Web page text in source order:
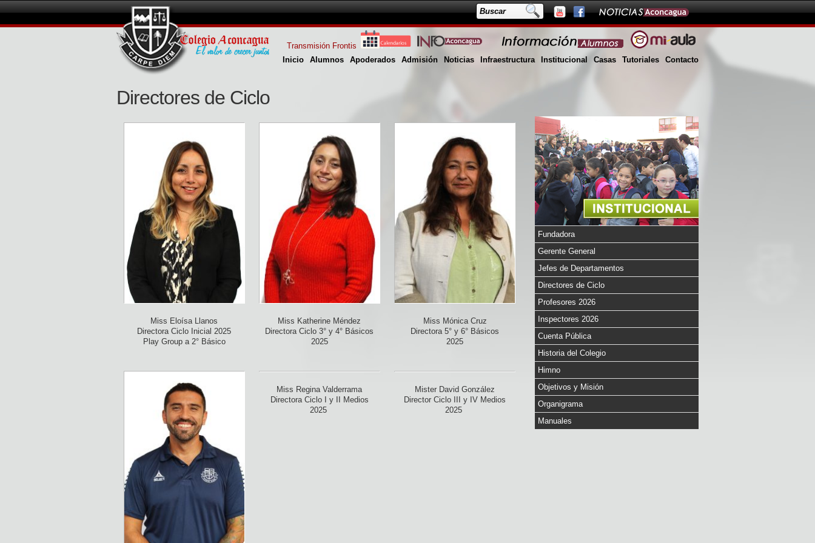
Inicio Alumnos Apoderados Admisión Noticias Infraestructura Institucional Casas Tutoriales Contacto
Transmisión Frontis
Directores de Ciclo
Miss Eloísa Llanos
Directora Ciclo Inicial 2025
Play Group a 2° Básico
Miss Katherine Méndez
Directora Ciclo 3° y 4° Básicos
2025
Miss Mónica Cruz
Directora 5° y 6° Básicos
2025
Miss Regina Valderrama
Directora Ciclo I y II Medios
2025
Mister David González
Director Ciclo III y IV Medios
2025
Fundadora
Gerente General
Jefes de Departamentos
Directores de Ciclo
Profesores 2026
Inspectores 2026
Cuenta Pública
Historia del Colegio
Himno
Objetivos y Misión
Organigrama
Manuales